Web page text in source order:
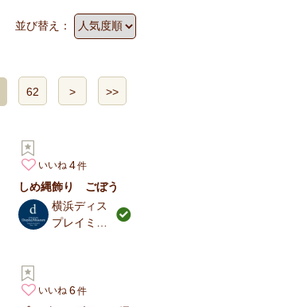
並び替え：
62 > >>
いいね 4
しめ縄飾り ごぼう
横浜ディス
プレイミュ
いいね 6